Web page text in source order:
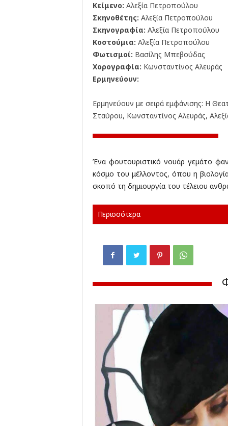
Κείμενο: Αλεξία Πετροπούλου
Σκηνοθέτης: Αλεξία Πετροπούλου
Σκηνογραφία: Αλεξία Πετροπούλου
Κοστούμια: Αλεξία Πετροπούλου
Φωτισμοί: Βασίλης Μπεβούδας
Χορογραφία: Κωνσταντίνος Αλευράς
Ερμηνεύουν:
Ερμηνεύουν με σειρά εμφάνισης: Η
Σταύρου, Kωνσταντίνος Αλευράς,
Ένα φουτουριστικό νουάρ γεμάτο
κόσμο του μέλλοντος, όπου η
σκοπό τη δημιουργία του τέλειου
Περισσότερα